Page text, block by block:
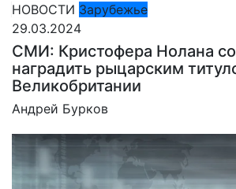
НОВОСТИ Зарубежье
29.03.2024
СМИ: Кристофера Нолана
наградить рыцарским
Великобритании
Андрей Бурков